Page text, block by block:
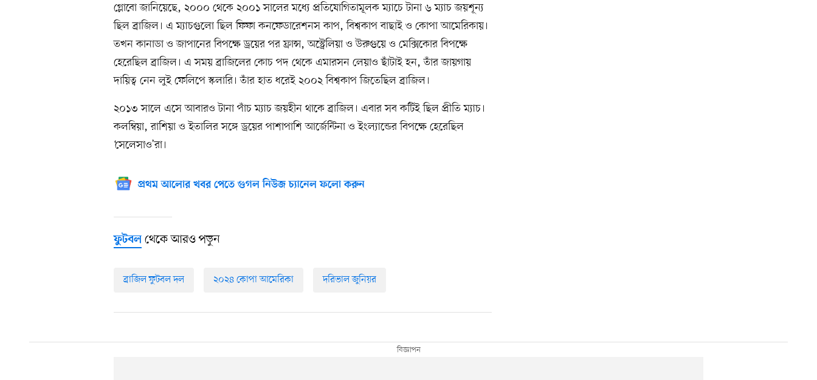
গ্লোবো জানিয়েছে, ২০০০ থেকে ২০০১ সালের মধ্যে প্রতিযোগিতামূলক ম্যাচে টানা ৬ ম্যাচ জয়শূন্য
ছিল ব্রাজিল। এ ম্যাচগুলো ছিল ফিফা কনফেডারেশনস কাপ, বিশ্বকাপ বাছাই ও কোপা আমেরিকায়।
তখন কানাডা ও জাপানের বিপক্ষে ড্রয়ের পর ফ্রান্স, অস্ট্রেলিয়া ও উরুগুয়ে ও মেক্সিকোর বিপক্ষে
হেরেছিল ব্রাজিল। এ সময় ব্রাজিলের কোচ পদ থেকে এমারসন লেয়াও ছাঁটাই হন, তাঁর জায়গায়
দায়িত্ব নেন লুই ফেলিপে স্কলারি। তাঁর হাত ধরেই ২০০২ বিশ্বকাপ জিতেছিল ব্রাজিল।
২০১৩ সালে এসে আবারও টানা পাঁচ ম্যাচ জয়হীন থাকে ব্রাজিল। এবার সব কটিই ছিল প্রীতি ম্যাচ।
কলম্বিয়া, রাশিয়া ও ইতালির সঙ্গে ড্রয়ের পাশাপাশি আর্জেন্টিনা ও ইংল্যান্ডের বিপক্ষে হেরেছিল
‘সেলেসাও’রা।
প্রথম আলোর খবর পেতে গুগল নিউজ চ্যানেল ফলো করুন
ফুটবল থেকে আরও পড়ুন
ব্রাজিল ফুটবল দল ২০২৪ কোপা আমেরিকা দরিভাল জুনিয়র